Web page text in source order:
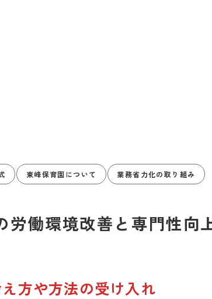
東峰保育園について 業務省力化の取り組み
労働環境改善と専門性向
方や方法の受け入れ